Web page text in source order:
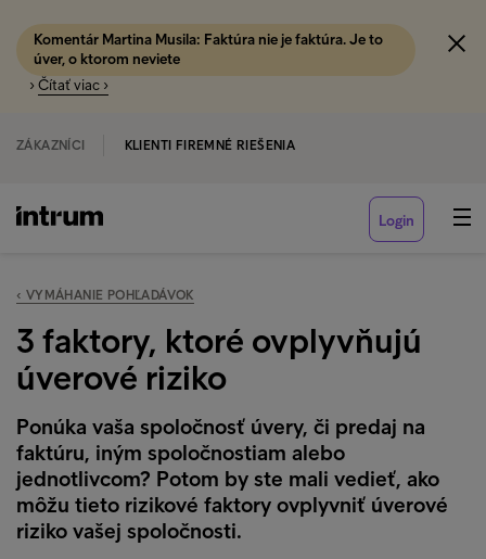
Komentár Martina Musila: Faktúra nie je faktúra. Je to
úver, o ktorom neviete
› Čítať viac ›
ZÁKAZNÍCI KLIENTI FIREMNÉ RIEŠENIA
Login
‹ VYMÁHANIE POHĽADÁVOK
3 faktory, ktoré ovplyvňujú
úverové riziko
Ponúka vaša spoločnosť úvery, či predaj na
faktúru, iným spoločnostiam alebo
jednotlivcom? Potom by ste mali vedieť, ako
môžu tieto rizikové faktory ovplyvniť úverové
riziko vašej spoločnosti.